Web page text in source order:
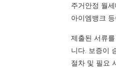
주거안정 월
아이엠뱅크
제출된 서류
니다. 보증이
절차 및 필요